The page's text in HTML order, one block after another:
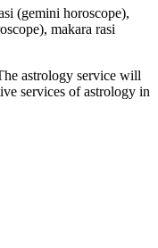
(gemini horoscope),
makara rasi
astrology service will
services of astrology in